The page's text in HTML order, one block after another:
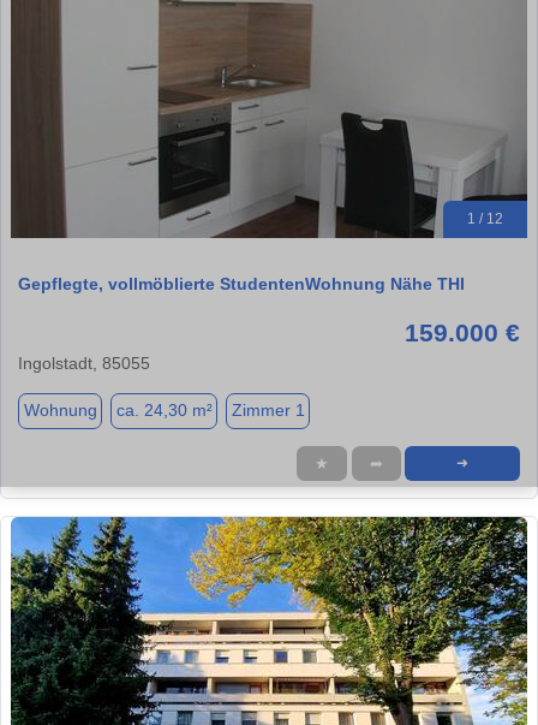
1 / 12
Gepflegte, vollmöblierte StudentenWohnung Nähe THI
159.000 €
Ingolstadt, 85055
Wohnung ca. 24,30 m² Zimmer 1
★ ➦ ➜